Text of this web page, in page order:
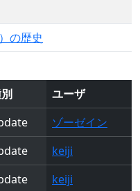
の歴史
ユーザ
ゾーゼイン
keiji
keiji